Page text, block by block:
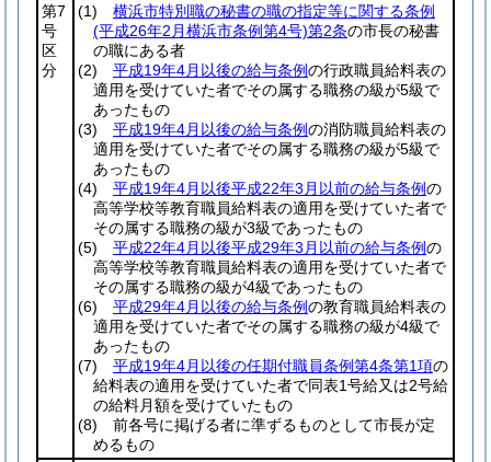
第7
号
区
分
(1)
横浜市特別職の秘書の職の指定等に関する条例
(平成26年2月横浜市条例第4号)第2条の市長の秘書
の職にある者
(2)
平成19年4月以後の給与条例の行政職員給料表の
適用を受けていた者でその属する職務の級が5級で
あったもの
(3)
平成19年4月以後の給与条例の消防職員給料表の
適用を受けていた者でその属する職務の級が5級で
あったもの
(4)
平成19年4月以後平成22年3月以前の給与条例の
高等学校等教育職員給料表の適用を受けていた者で
その属する職務の級が3級であったもの
(5)
平成22年4月以後平成29年3月以前の給与条例の
高等学校等教育職員給料表の適用を受けていた者で
その属する職務の級が4級であったもの
(6)
平成29年4月以後の給与条例の教育職員給料表の
適用を受けていた者でその属する職務の級が4級で
あったもの
(7)
平成19年4月以後の任期付職員条例第4条第1項の
給料表の適用を受けていた者で同表1号給又は2号給
の給料月額を受けていたもの
(8) 前各号に掲げる者に準ずるものとして市長が定
めるもの